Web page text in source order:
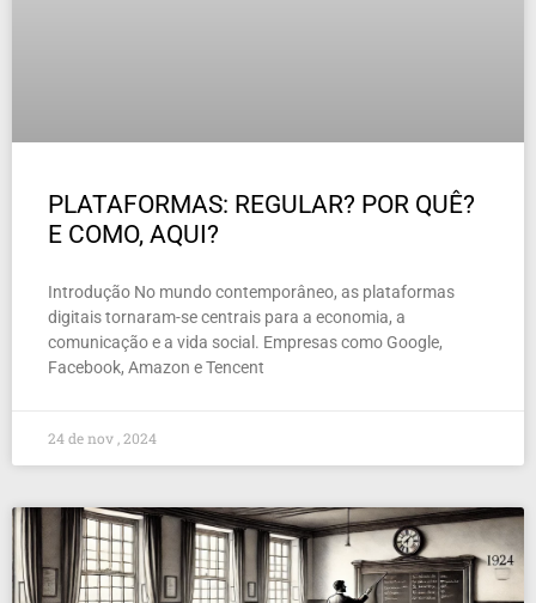
PLATAFORMAS: REGULAR? POR QUÊ?
E COMO, AQUI?
Introdução No mundo contemporâneo, as plataformas
digitais tornaram-se centrais para a economia, a
comunicação e a vida social. Empresas como Google,
Facebook, Amazon e Tencent
24 de nov , 2024